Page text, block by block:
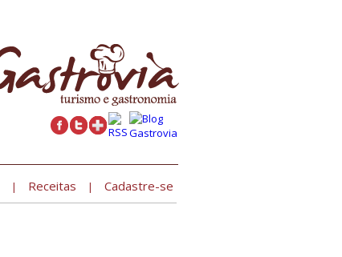
| Receitas | Cadastre-se